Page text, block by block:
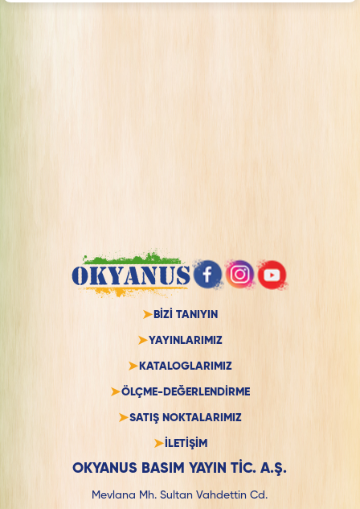
BİZİ TANIYIN
YAYINLARIMIZ
KATALOGLARIMIZ
ÖLÇME-DEĞERLENDİRME
SATIŞ NOKTALARIMIZ
İLETİŞİM
OKYANUS BASIM YAYIN TİC. A.Ş.
Mevlana Mh. Sultan Vahdettin Cd.